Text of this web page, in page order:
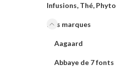
Infusions, Thé, Phyto
Nos marques
Aagaard
Abbaye de 7 fonts